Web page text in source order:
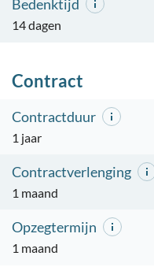
Bedenktijd
14 dagen
Contract
Contractduur
1 jaar
Contractverlenging
1 maand
Opzegtermijn
1 maand